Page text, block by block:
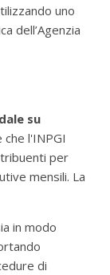
uno
dell’Agenzia
su
l'INPGI
per
mensili. La
in modo
di